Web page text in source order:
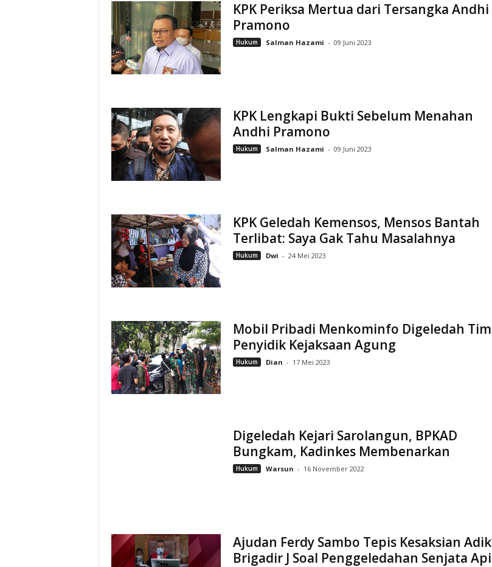
KPK Periksa Mertua dari Tersangka Andhi
Pramono
Hukum Salman Hazami - 09 Juni 2023
KPK Lengkapi Bukti Sebelum Menahan
Andhi Pramono
Hukum Salman Hazami - 09 Juni 2023
KPK Geledah Kemensos, Mensos Bantah
Terlibat: Saya Gak Tahu Masalahnya
Hukum Dwi - 24 Mei 2023
Mobil Pribadi Menkominfo Digeledah Tim
Penyidik Kejaksaan Agung
Hukum Dian - 17 Mei 2023
Digeledah Kejari Sarolangun, BPKAD
Bungkam, Kadinkes Membenarkan
Hukum Warsun - 16 November 2022
Ajudan Ferdy Sambo Tepis Kesaksian Adik
Brigadir J Soal Penggeledahan Senjata Api